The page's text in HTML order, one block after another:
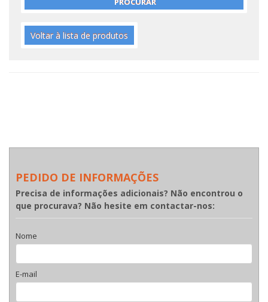
Voltar à lista de produtos
PEDIDO DE INFORMAÇÕES
Precisa de informações adicionais? Não encontrou o
que procurava? Não hesite em contactar-nos:
Nome
E-mail